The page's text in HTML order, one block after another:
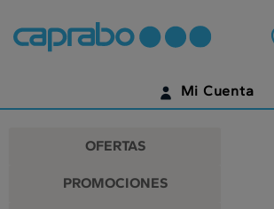
Promociones
y
descuentos
en
nuestros
supermercados
contenido
página
Mi Cuenta
¿AÚN NO TIENES UNA
OFERTAS
PROMOCIONES